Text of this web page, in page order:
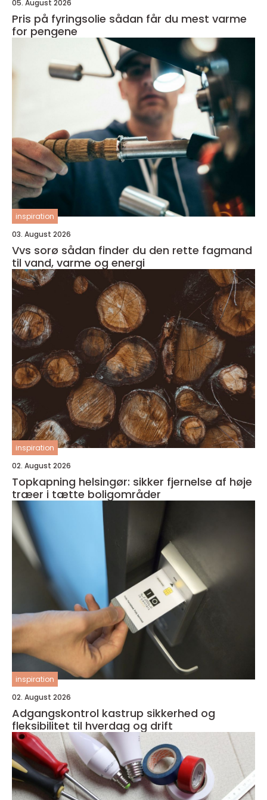
05. August 2026
Pris på fyringsolie sådan får du mest varme
for pengene
inspiration
03. August 2026
Vvs sorø sådan finder du den rette fagmand
til vand, varme og energi
inspiration
02. August 2026
Topkapning helsingør: sikker fjernelse af høje
træer i tætte boligområder
inspiration
02. August 2026
Adgangskontrol kastrup sikkerhed og
fleksibilitet til hverdag og drift